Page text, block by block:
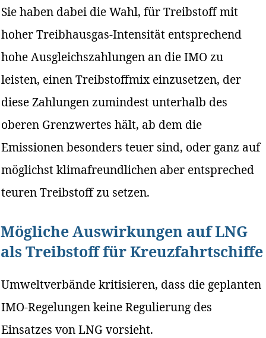
Sie haben dabei die Wahl, für Treibstoff mit
hoher Treibhausgas-Intensität entsprechend
hohe Ausgleichszahlungen an die IMO zu
leisten, einen Treibstoffmix einzusetzen, der
diese Zahlungen zumindest unterhalb des
oberen Grenzwertes hält, ab dem die
Emissionen besonders teuer sind, oder ganz auf
möglichst klimafreundlichen aber entspreched
teuren Treibstoff zu setzen.
Mögliche Auswirkungen auf LNG
als Treibstoff für Kreuzfahrtschiffe
Umweltverbände kritisieren, dass die geplanten
IMO-Regelungen keine Regulierung des
Einsatzes von LNG vorsieht.